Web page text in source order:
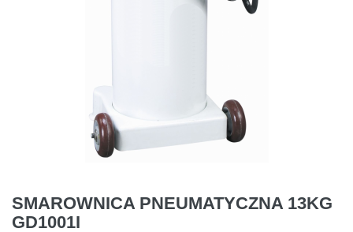
SMAROWNICA PNEUMATYCZNA 13KG
GD1001I